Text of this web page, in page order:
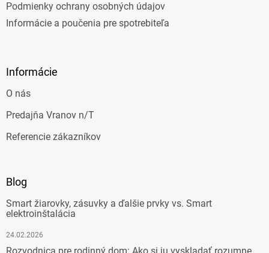
Podmienky ochrany osobných údajov
Informácie a poučenia pre spotrebiteľa
Informácie
O nás
Predajňa Vranov n/T
Referencie zákazníkov
Blog
Smart žiarovky, zásuvky a ďalšie prvky vs. Smart
elektroinštalácia
24.02.2026